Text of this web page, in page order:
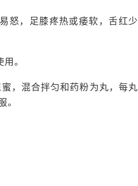
怒，足膝疼热或痿软，舌红少
。
，混合拌匀和药粉为丸，每丸